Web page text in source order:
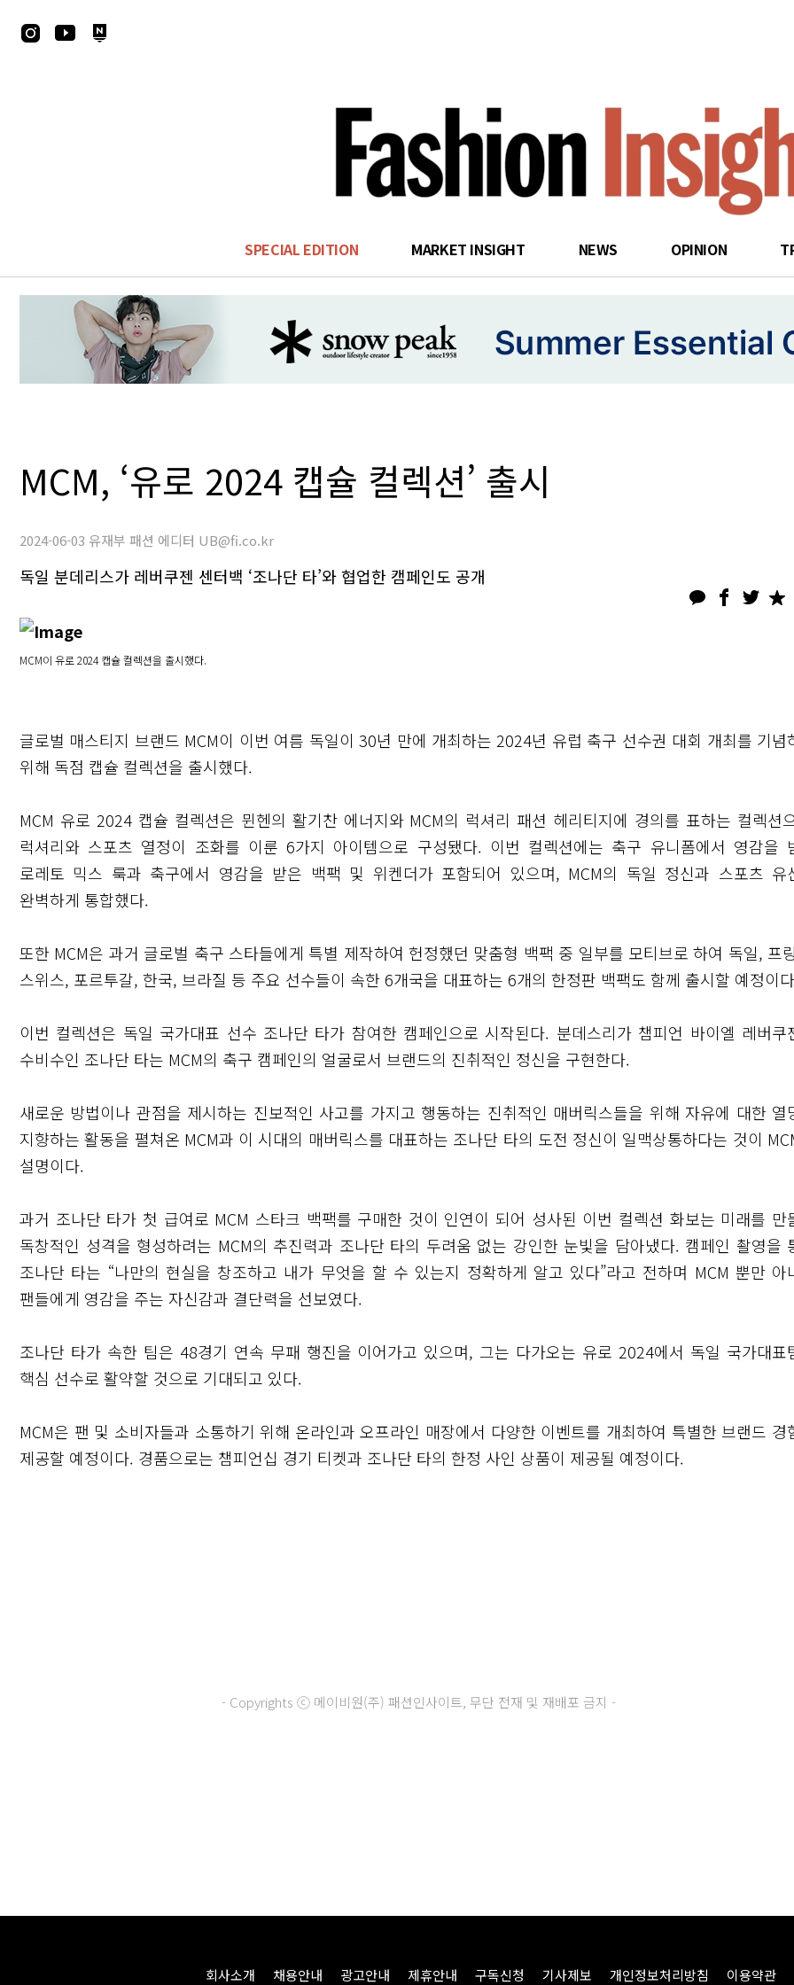
search
SPECIAL EDITION MARKET INSIGHT NEWS OPINION
MCM, ‘유로 2024 캡슐 컬렉션’ 출시
2024-06-03 유재부 패션 에디터 UB@fi.co.kr
독일 분데리스가 레버쿠젠 센터백 ‘조나단 타’와 협업한 캠페인도 공개
MCM이 유로 2024 캡슐 컬렉션을 출시했다.
글로벌 매스티지 브랜드 MCM이 이번 여름 독일이 30년 만에 개최하는 2024년 유럽 축구 선수권 대회 개최를 기념
위해 독점 캡슐 컬렉션을 출시했다.
MCM 유로 2024 캡슐 컬렉션은 뮌헨의 활기찬 에너지와 MCM의 럭셔리 패션 헤리티지에 경의를 표하는 컬렉션
럭셔리와 스포츠 열정이 조화를 이룬 6가지 아이템으로 구성됐다. 이번 컬렉션에는 축구 유니폼에서 영감을
로레토 믹스 룩과 축구에서 영감을 받은 백팩 및 위켄더가 포함되어 있으며, MCM의 독일 정신과 스포츠 유
완벽하게 통합했다.
또한 MCM은 과거 글로벌 축구 스타들에게 특별 제작하여 헌정했던 맞춤형 백팩 중 일부를 모티브로 하여 독일, 프
스위스, 포르투갈, 한국, 브라질 등 주요 선수들이 속한 6개국을 대표하는 6개의 한정판 백팩도 함께 출시할 예정이
이번 컬렉션은 독일 국가대표 선수 조나단 타가 참여한 캠페인으로 시작된다. 분데스리가 챔피언 바이엘 레버쿠
수비수인 조나단 타는 MCM의 축구 캠페인의 얼굴로서 브랜드의 진취적인 정신을 구현한다.
새로운 방법이나 관점을 제시하는 진보적인 사고를 가지고 행동하는 진취적인 매버릭스들을 위해 자유에 대한 열
지향하는 활동을 펼쳐온 MCM과 이 시대의 매버릭스를 대표하는 조나단 타의 도전 정신이 일맥상통하다는 것이
설명이다.
과거 조나단 타가 첫 급여로 MCM 스타크 백팩를 구매한 것이 인연이 되어 성사된 이번 컬렉션 화보는 미래를 만
독창적인 성격을 형성하려는 MCM의 추진력과 조나단 타의 두려움 없는 강인한 눈빛을 담아냈다. 캠페인 촬영을
조나단 타는 “나만의 현실을 창조하고 내가 무엇을 할 수 있는지 정확하게 알고 있다”라고 전하며 MCM 뿐만 아
팬들에게 영감을 주는 자신감과 결단력을 선보였다.
조나단 타가 속한 팀은 48경기 연속 무패 행진을 이어가고 있으며, 그는 다가오는 유로 2024에서 독일 국가대표
핵심 선수로 활약할 것으로 기대되고 있다.
MCM은 팬 및 소비자들과 소통하기 위해 온라인과 오프라인 매장에서 다양한 이벤트를 개최하여 특별한 브랜드 경
제공할 예정이다. 경품으로는 챔피언십 경기 티켓과 조나단 타의 한정 사인 상품이 제공될 예정이다.
- Copyrights ⓒ 메이비원(주) 패션인사이트, 무단 전재 및 재배포 금지 -
닫기
회사소개 채용안내 광고안내 제휴안내 구독신청 기사제보 개인정보처리방침 이용약관